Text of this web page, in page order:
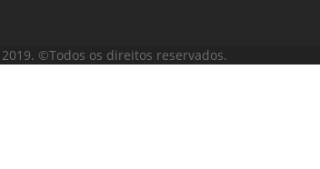
©Todos os direitos reservados.